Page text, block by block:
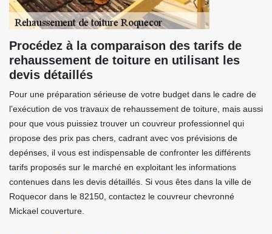
Procédez à la comparaison des tarifs de
rehaussement de toiture en utilisant les
devis détaillés
Pour une préparation sérieuse de votre budget dans le cadre de
l’exécution de vos travaux de rehaussement de toiture, mais aussi
pour que vous puissiez trouver un couvreur professionnel qui
propose des prix pas chers, cadrant avec vos prévisions de
depénses, il vous est indispensable de confronter les différents
tarifs proposés sur le marché en exploitant les informations
contenues dans les devis détaillés. Si vous êtes dans la ville de
Roquecor dans le 82150, contactez le couvreur chevronné
Mickael couverture.